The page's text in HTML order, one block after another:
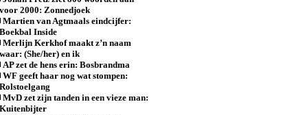
voor 2000: Zonnedjoek
Martien van Agtmaals eindcijfer:
Boekbal Inside
Merlijn Kerkhof maakt z’n naam
waar: (She/her) en ik
AP zet de hens erin: Bosbrandma
WF geeft haar nog wat stompen:
Rolstoelgang
MvD zet zijn tanden in een vieze man:
Kuitenbijter